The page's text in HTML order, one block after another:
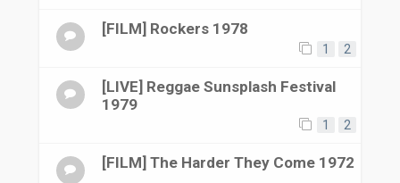
[FILM] Rockers 1978
1 2
[LIVE] Reggae Sunsplash Festival
1979
1 2
[FILM] The Harder They Come 1972